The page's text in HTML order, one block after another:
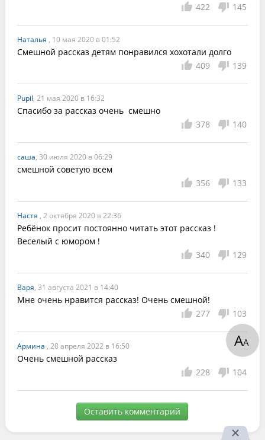
422
145
Наталья , 10 мая 2020 в 01:52
Смешной рассказ детям понравился хохотали долго
409
139
Pupil, 21 мая 2020 в 16:32
Спасибо за рассказ очень  смешно
378
140
саша, 30 июля 2020 в 06:29
смешной советую всем
356
133
Настя , 2 октября 2020 в 22:36
Ребёнок просит постоянно читать этот рассказ !
Веселый с юмором !
340
129
Варя, 31 августа 2021 в 14:40
Мне очень нравится рассказ! Очень смешной!
277
103
Армина , 28 апреля 2022 в 16:50
Очень смешной рассказ
228
104
Оставить комментарий
АА